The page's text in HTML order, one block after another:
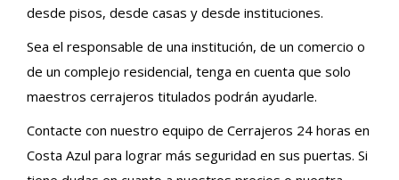
desde pisos, desde casas y desde instituciones.
Sea el responsable de una institución, de un comercio o
de un complejo residencial, tenga en cuenta que solo
maestros cerrajeros titulados podrán ayudarle.
Contacte con nuestro equipo de Cerrajeros 24 horas en
Costa Azul para lograr más seguridad en sus puertas. Si